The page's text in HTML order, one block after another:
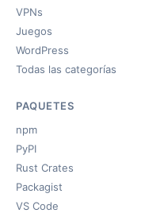
VPNs
Juegos
WordPress
Todas las categorías
PAQUETES
npm
PyPI
Rust Crates
Packagist
VS Code